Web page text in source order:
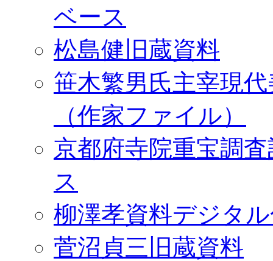
ベース
松島健旧蔵資料
笹木繁男氏主宰現
（作家ファイル）
京都府寺院重宝調
ス
柳澤孝資料デジタ
菅沼貞三旧蔵資料